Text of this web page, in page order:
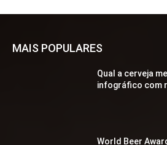
MAIS POPULARES
Qual a cerveja
infográfico com
World Beer